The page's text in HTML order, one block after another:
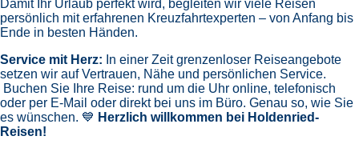
Damit Ihr Urlaub perfekt wird, begleiten wir viele Reisen
persönlich mit erfahrenen Kreuzfahrtexperten – von Anfang bis
Ende in besten Händen.
Service mit Herz: In einer Zeit grenzenloser Reiseangebote
setzen wir auf Vertrauen, Nähe und persönlichen Service.
Buchen Sie Ihre Reise: rund um die Uhr online, telefonisch
oder per E-Mail oder direkt bei uns im Büro. Genau so, wie Sie
es wünschen. 💙 Herzlich willkommen bei Holdenried-
Reisen!